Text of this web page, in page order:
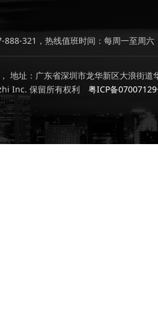
888-321，热线值班时间：每周一至周
地址：广东省深圳市龙华新区大浪街
Inc. 保留所有权利
粤ICP备